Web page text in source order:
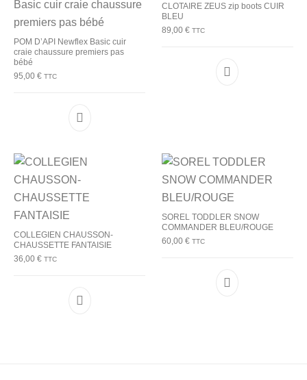
POM D’API Newflex Basic cuir
craie chaussure premiers pas
bébé
95,00€ TTC
Ce produit a plusieurs variations. Les options
CLOTAIRE ZEUS zip boots CUIR
BLEU
89,00 € TTC
Ce produit a
COLLEGIEN CHAUSSON-
CHAUSSETTE FANTAISIE
36,00€ TTC
Ce produit a plusieurs variations. Les options
SOREL TODDLER SNOW
COMMANDER BLEU/ROUGE
60,00 € TTC
Ce produit a